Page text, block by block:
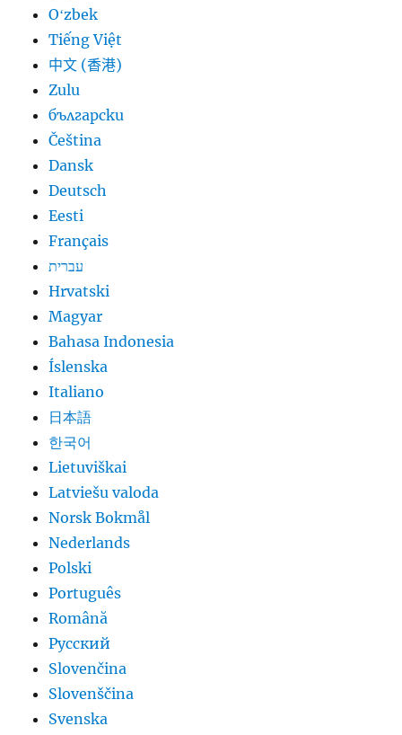
Oʻzbek
Tiếng Việt
中文 (香港)
Zulu
български
Čeština
Dansk
Deutsch
Eesti
Français
עברית
Hrvatski
Magyar
Bahasa Indonesia
Íslenska
Italiano
日本語
한국어
Lietuviškai
Latviešu valoda
Norsk Bokmål
Nederlands
Polski
Português
Română
Русский
Slovenčina
Slovenščina
Svenska